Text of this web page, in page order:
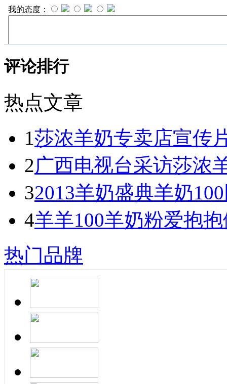
评论排行
热点文章
1莎浓羊奶专卖店宣传
2广西电视台采访莎浓
32013羊奶盛典羊奶
4羊羊100羊奶粉爱抱
热门品牌